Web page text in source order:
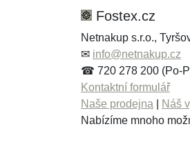
Zpráva*
Zpráva*
Fostex.cz
Netnakup s.r.o.,
✉ info@netnakup.cz
☎ 720 278 200 (Po-
Kontaktní formulář
Naše prodejna
Náš
Nabízíme mnoho